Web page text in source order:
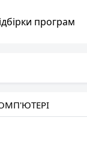
програм